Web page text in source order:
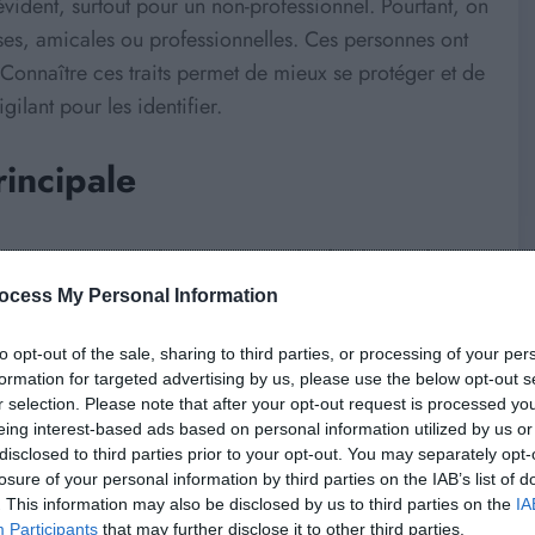
My Personal Information
opt-out of the sale, sharing to third parties, or processing of your
for targeted advertising by us, please use the below opt-out
selection. Please note that after your opt-out request is processed
interest-based ads based on personal information utilized by us
to third parties prior to your opt-out. You may separately
of your personal information by third parties on the IAB’s list of
This information may also be disclosed by us to third parties on the
Participants that may further disclose it to other third parties.
amicales ou professionnelles. Ces personnes ont
ces traits permet de mieux se protéger et de
pour les identifier.
jouer avec les émotions et les faiblesses de ses
interlocuteurs en laissant souvent des allusions
l’autre et prendre le contrôle.
soyez attentif à ses actions. Vous pourriez
En couple, le pervers narcissique cherche à
souvent de fausses promesses pour se présenter